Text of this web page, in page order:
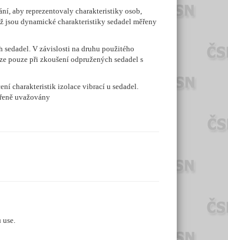
aby reprezentovaly charakteristiky osob,
jsou dynamické charakteristiky sedadel měřeny
V závislosti na druhu použitého
pouze při zkoušení odpružených sedadel s
charakteristik izolace vibrací u sedadel.
uvažovány